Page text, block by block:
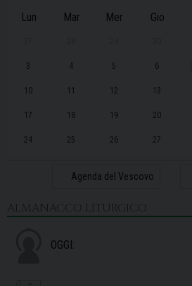
Lun Mar Mer Gio
3 4 5 6
10 11 12 13
17 18 19 20
24 25 26 27
Agenda del Vescovo
ALMANACCO LITURGICO
OGGI: